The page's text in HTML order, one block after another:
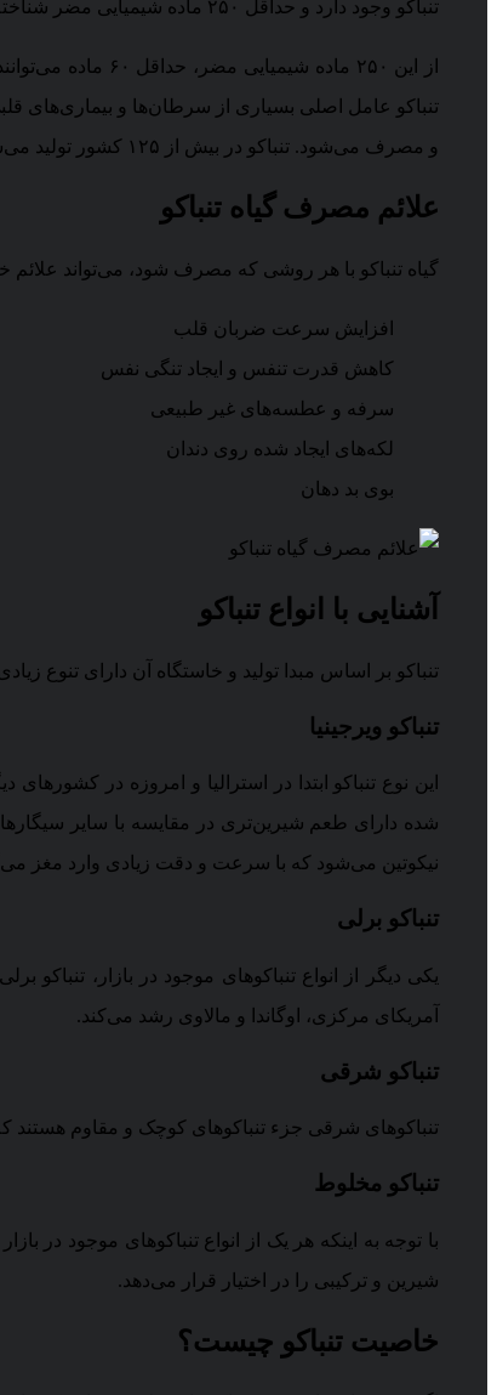
تنباکو وجود دارد و حداقل ۲۵۰ ماده شیمیایی مضر شناخته شده‌اند.
از این ۲۵۰
تنباکو عامل اصلی بسیاری از سرطان‌ها و بیماری‌های
و مصرف می‌شود. تنباکو در بیش از ۱۲۵ کشور تولید می‌شود که چین، هند و برزیل رتبه دار تولید کنندگان گیاه تنباکو هستند.
علائم مصرف گیاه تنباکو
گیاه تنباکو با هر روشی که مصرف شود، می‌تواند علائم
افزایش سرعت ضربان قلب
کاهش قدرت تنفس و ایجاد تنگی نفس
سرفه و عطسه‌های غیر طبیعی
لکه‌های ایجاد شده روی دندان
بوی بد دهان
آشنایی با انواع تنباکو
تنباکو بر اساس مبدا تولید و خاستگاه آن دارای تنوع زیادی است؛ اما به
تنباکو ویرجینیا
این نوع تنباکو ابتدا در استرالیا و امروزه در
شده دارای طعم شیرین‌تری در مقایسه با سایر سیگارها
نیکوتین می‌شود که با سرعت و دقت زیادی وارد مغز
تنباکو برلی
یکی دیگر از انواع تنباکوهای موجود در بازار،
آمریکای مرکزی، اوگاندا و مالاوی رشد می‌کند.
تنباکو شرقی
تنباکوهای شرقی جزء تنباکوهای کوچک و مقاوم هستند
تنباکو مخلوط
شیرین و ترکیبی را در اختیار قرار می‌دهد.
خاصیت تنباکو چیست؟